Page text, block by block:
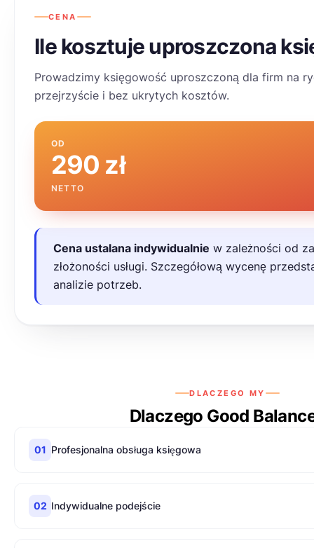
CENA
Ile kosztuje uproszczona
Prowadzimy księgowość uproszczoną dla firm na
przejrzyście i bez ukrytych kosztów.
od 290 zł netto
OD
290 zł
NETTO
Cena ustalana indywidualnie w zależności od
złożoności usługi. Szczegółową wycenę
analizie potrzeb.
DLACZEGO MY
Dlaczego Good
01 Profesjonalna obsługa księgowa
02 Indywidualne podejście